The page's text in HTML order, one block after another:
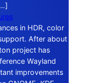
in HDR, color
After about
project has
Wayland
improvements